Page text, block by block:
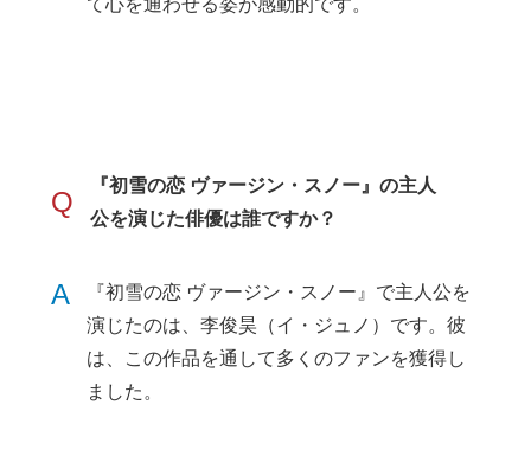
て心を通わせる姿が感動的です。
Q
『初雪の恋 ヴァージン・スノー』の主人
公を演じた俳優は誰ですか？
A
『初雪の恋 ヴァージン・スノー』で主人公を
演じたのは、李俊昊（イ・ジュノ）です。彼
は、この作品を通して多くのファンを獲得し
ました。